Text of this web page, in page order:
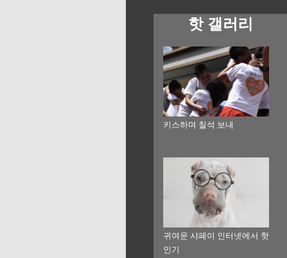
핫 갤러리
키스하며 칠석 보내
귀여운 샤페이 인터넷에서 핫
인기